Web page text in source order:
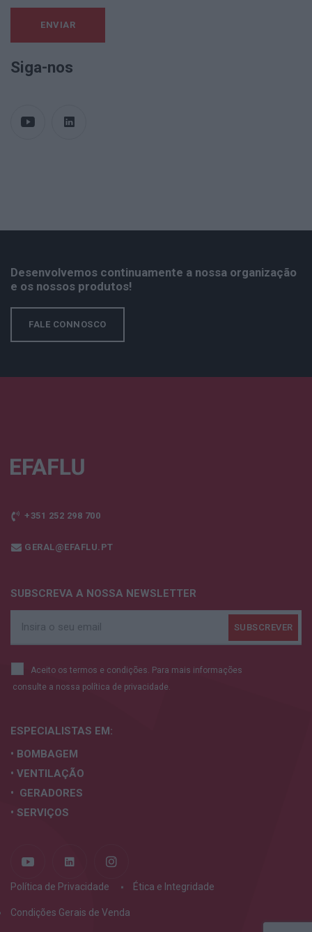
Siga-nos
Desenvolvemos continuamente a nossa organização
e os nossos produtos!
FALE CONNOSCO
+351 252 298 700
GERAL@EFAFLU.PT
SUBSCREVA A NOSSA NEWSLETTER
Aceito os termos e condições. Para mais informações
consulte a nossa política de privacidade.
ESPECIALISTAS EM:
• BOMBAGEM
• VENTILAÇÃO
• GERADORES
• SERVIÇOS
Política de Privacidade Ética e Integridade
Condições Gerais de Venda